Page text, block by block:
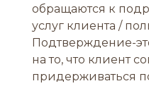
обращаются к
услуг клиента /
Подтверждение-
на то, что клиент
придерживаться